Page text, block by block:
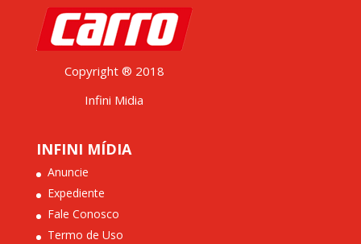
Copyright ® 2018
Infini Midia
INFINI MÍDIA
Anuncie
Expediente
Fale Conosco
Termo de Uso